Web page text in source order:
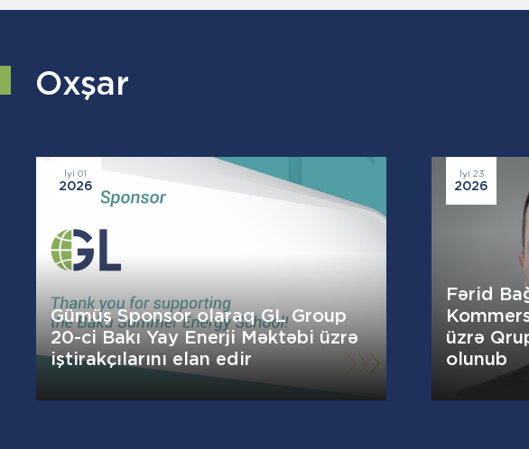
Oxşar
İyl 01
2026
Gümüş Sponsor olaraq GL Group
20-ci Bakı Yay Enerji Məktəbi üzrə
iştirakçılarını elan edir
İyl 23
2026
Fərid
üzrə
olunub